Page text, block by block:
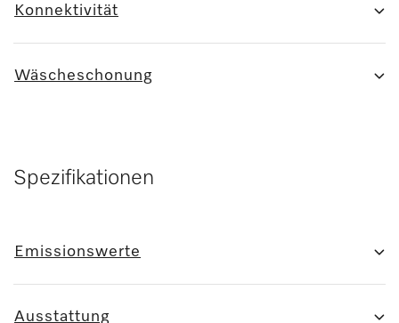
Konnektivität
Wäscheschonung
Spezifikationen
Emissionswerte
Ausstattung